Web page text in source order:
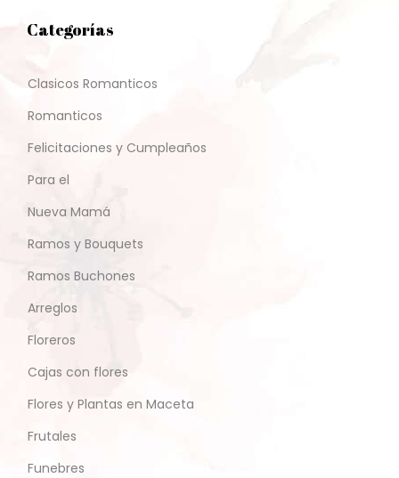
Categorías
Clasicos Romanticos
Romanticos
Felicitaciones y Cumpleaños
Para el
Nueva Mamá
Ramos y Bouquets
Ramos Buchones
Arreglos
Floreros
Cajas con flores
Flores y Plantas en Maceta
Frutales
Funebres